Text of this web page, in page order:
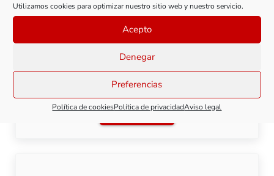
Utilizamos cookies para optimizar nuestro sitio web y nuestro servicio.
Acepto
Denegar
Preferencias
Política de cookiesPolítica de privacidadAviso legal
Clase 2: Desvíos Rocoline sin balasto
(H0)
Ver claseClase 2: Desvíos